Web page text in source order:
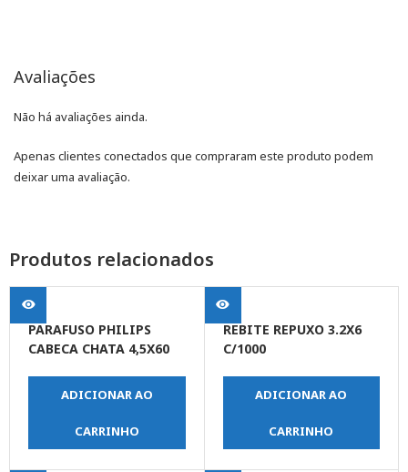
Avaliações
Não há avaliações ainda.
Apenas clientes conectados que compraram este produto podem
deixar uma avaliação.
Produtos relacionados
PARAFUSO PHILIPS
CABECA CHATA 4,5X60
ADICIONAR AO
CARRINHO
REBITE REPUXO 3.2X6
C/1000
ADICIONAR AO
CARRINHO